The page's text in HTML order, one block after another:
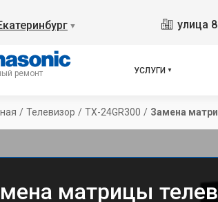
▼ улица
ремонт УСЛУГИ
/ Телевизор / TX-24GR300 / Замена
матрицы